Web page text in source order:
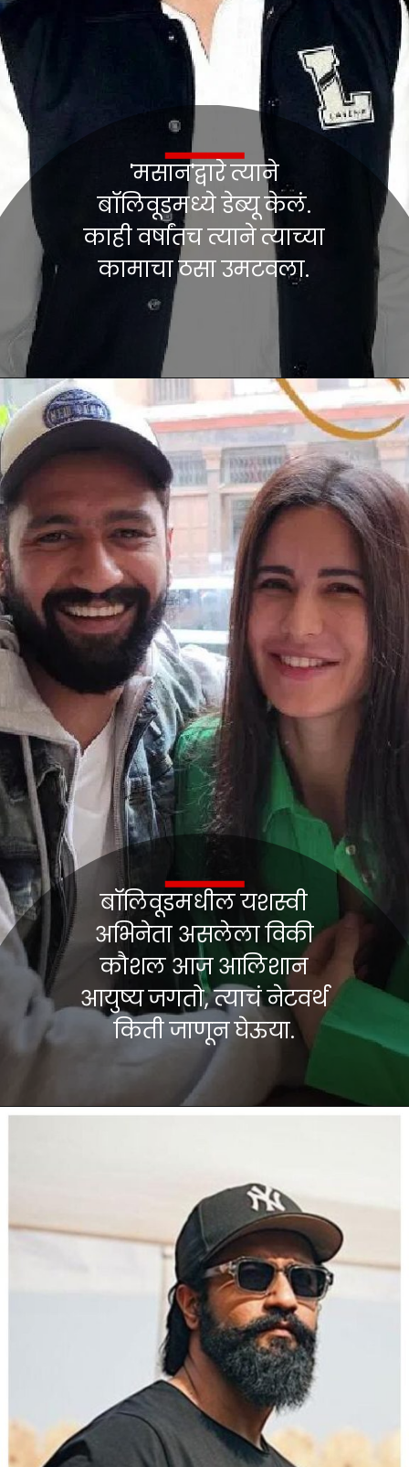
'मसान'द्वारे त्याने
बॉलिवूडमध्ये डेब्यू केलं.
काही वर्षांतच त्याने त्याच्या
बॉलिवूडमधील यशस्वी
अभिनेता असलेला विकी
कौशल आज आलिशान
आयुष्य जगतो, त्याचं नेटवर्थ